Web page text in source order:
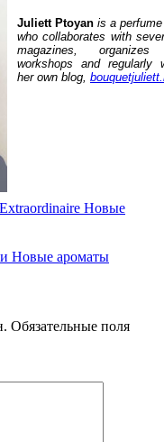
Juliett Ptoyan is a
who collaborates with
magazines, organizes
workshops and regularly
her own blog,
Новые
Новые ароматы
Обязательные поля